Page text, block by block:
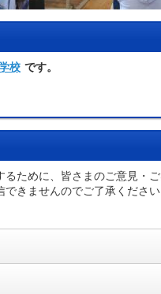
校 です。
ために、皆さまのご意見・ご
きませんのでご了承ください